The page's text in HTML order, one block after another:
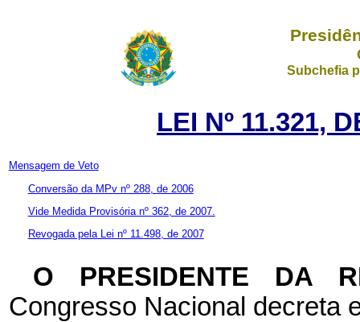
Subchefia
LEI Nº 11.321,
Mensagem de Veto
Conversão da MPv nº 288, de 2006
Vide Medida Provisória nº 362, de 2007.
Revogada pela Lei nº 11.498, de 2007
O PRESIDENTE DA
Congresso Nacional decreta